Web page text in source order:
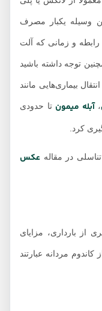
یکبار مصرف
و زمانی که آلت
داشته باشید
بیماری‌هایی مانند
میمونتا حدودی
در مقالهعکس
بارداری، مزایای
مردانه عبارتند